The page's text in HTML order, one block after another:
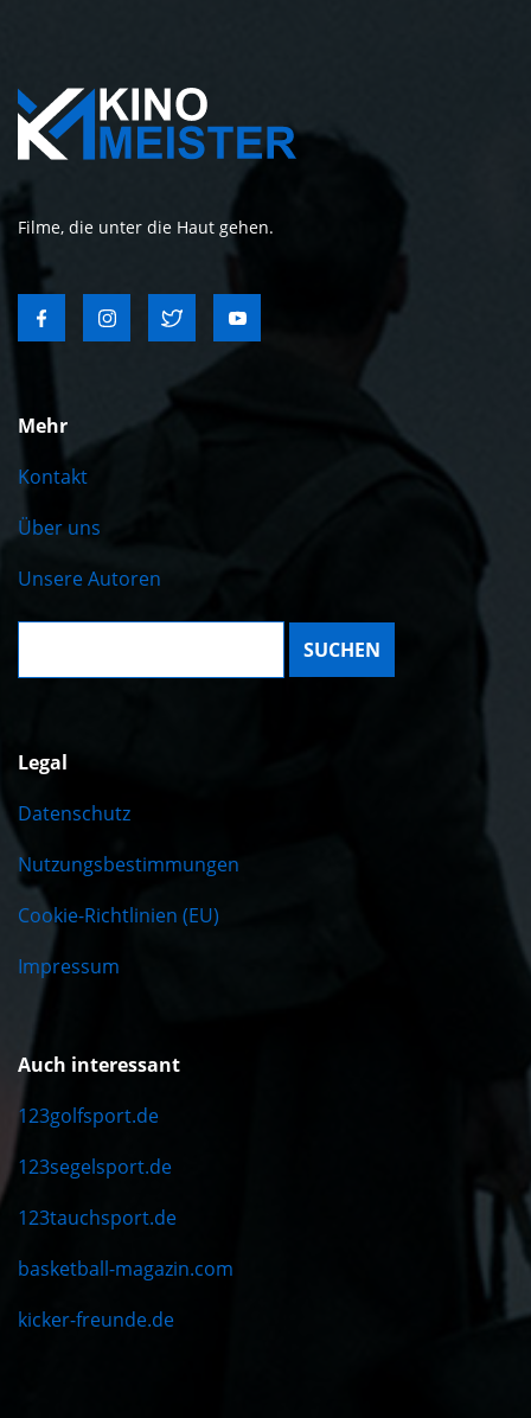
Filme, die unter die Haut gehen.
Mehr
Kontakt
Über uns
Unsere Autoren
Suche:
Legal
Datenschutz
Nutzungsbestimmungen
Cookie-Richtlinien (EU)
Impressum
Auch interessant
123golfsport.de
123segelsport.de
123tauchsport.de
basketball-magazin.com
kicker-freunde.de